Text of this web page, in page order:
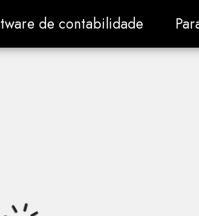
de contabilidade
de contabilidade